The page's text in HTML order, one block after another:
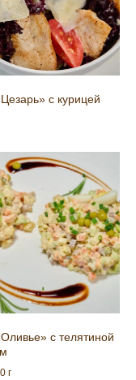
с курицей
с телятиной
г